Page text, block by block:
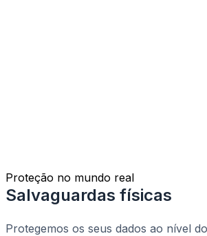
Proteção no mundo real
Salvaguardas físicas
Protegemos os seus dados ao nível